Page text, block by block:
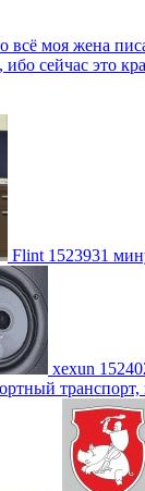
всё моя жена
ибо сейчас
Flint 1523931
xexun
транспорт,